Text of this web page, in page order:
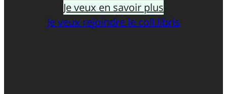
Je veux en savoir plus
Je veux rejoindre le coll.libris